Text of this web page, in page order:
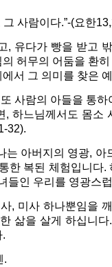
사람이다.”-(요한
, 유다가 빵을 받고
허무의 어둠을 환
서 그 의미를 찾은
사람의 아들을 통
하느님께서도 몸
32).
아버지의 영광,
한 복된 체험입니다
들인 우리를 영광스
, 미사 하나뿐임을
삶을 살게 하십니
.
.